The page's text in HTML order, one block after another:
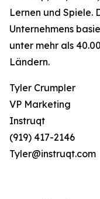
Lernen und Spiele.
Unternehmens
unter mehr als
Ländern.
Tyler Crumpler
VP Marketing
Instruqt
(919) 417-2146
Tyler@instruqt.com